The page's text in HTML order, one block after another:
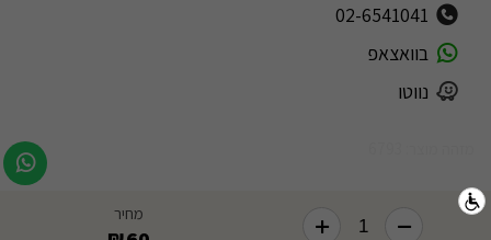
מחיר
02-6541041
בוואצאפ
נווטו